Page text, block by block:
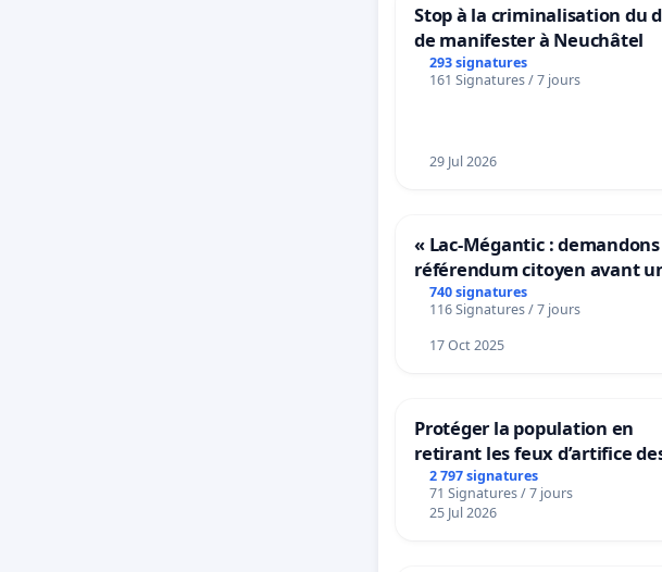
Stop à la criminalisation du
de manifester à Neuchâtel
293 signatures
161 Signatures / 7 jours
29 Jul 2026
« Lac-Mégantic :
référendum citoyen avant
transformation irréversible de
notre territoire »
740 signatures
116 Signatures / 7 jours
17 Oct 2025
Protéger la population en
retirant les feux d’artifice
rayons
2 797 signatures
71 Signatures / 7 jours
25 Jul 2026